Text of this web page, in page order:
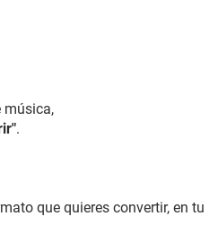
música,
.
que quieres convertir, en tu